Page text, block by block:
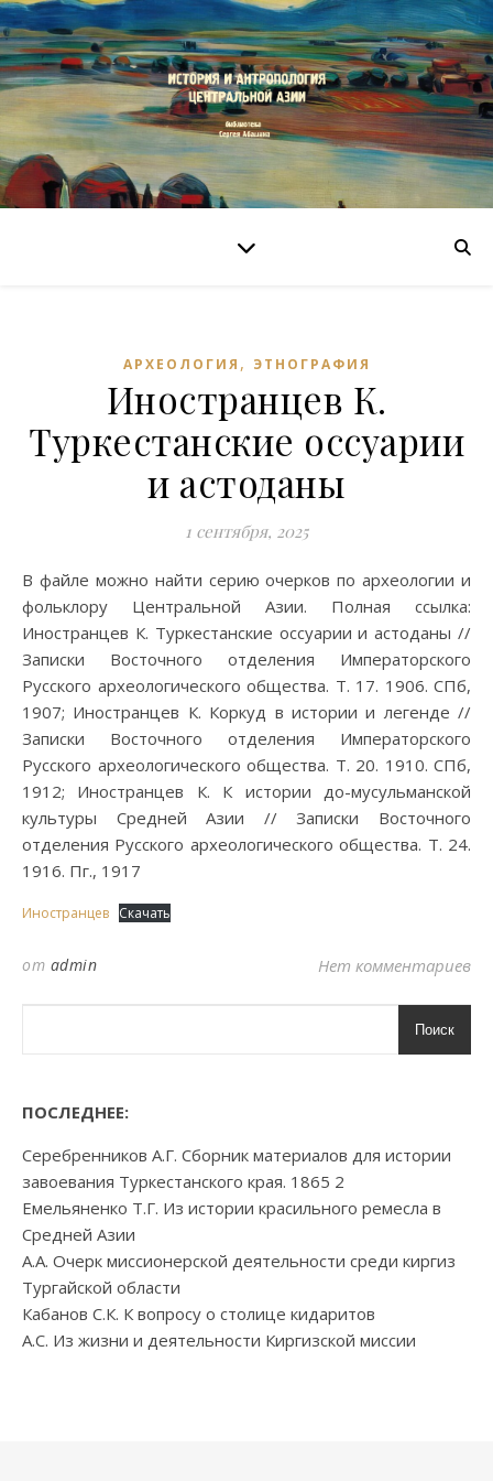
АРХЕОЛОГИЯ , ЭТНОГРАФИЯ
Иностранцев К.
Туркестанские оссуарии
и астоданы
1 сентября, 2025
В файле можно найти серию очерков по археологии и
фольклору Центральной Азии. Полная ссылка:
Иностранцев К. Туркестанские оссуарии и астоданы //
Записки Восточного отделения Императорского
Русского археологического общества. Т. 17. 1906. СПб,
1907; Иностранцев К. Коркуд в истории и легенде //
Записки Восточного отделения Императорского
Русского археологического общества. Т. 20. 1910. СПб,
1912; Иностранцев К. К истории до-мусульманской
культуры Средней Азии // Записки Восточного
отделения Русского археологического общества. Т. 24.
1916. Пг., 1917
Иностранцев Скачать
от admin Нет комментариев
Поиск
ПОСЛЕДНЕЕ:
Серебренников А.Г. Сборник материалов для истории
завоевания Туркестанского края. 1865 2
Емельяненко Т.Г. Из истории красильного ремесла в
Средней Азии
А.А. Очерк миссионерской деятельности среди киргиз
Тургайской области
Кабанов С.К. К вопросу о столице кидаритов
А.С. Из жизни и деятельности Киргизской миссии